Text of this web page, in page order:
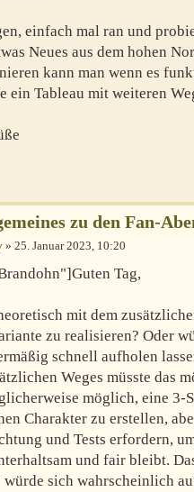
einfach mal ran und
Neues aus dem hohen
kann man wenn es
ein Tableau mit weiteren
zu den Fan-
» 25. Januar 2023, 10:20
Tag,
mit dem
zu realisieren? Oder
schnell aufholen
Weges müsste das
möglich, eine 3-
Charakter zu erstellen,
und Tests erfordern,
und fair bleibt.
würde sich wahrscheinlich